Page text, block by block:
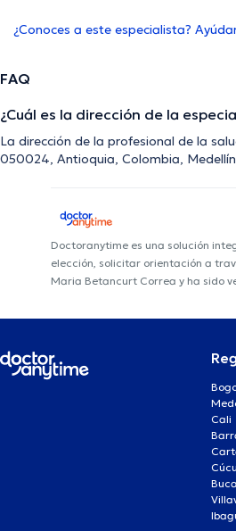
¿Conoces a este especialista?
FAQ
¿Cuál es la dirección de la
La dirección de la profesional de la
050024, Antioquia, Colombia,
Doctoranytime es una solución
elección, solicitar orientación a
Maria Betancurt Correa y ha sido
Cali